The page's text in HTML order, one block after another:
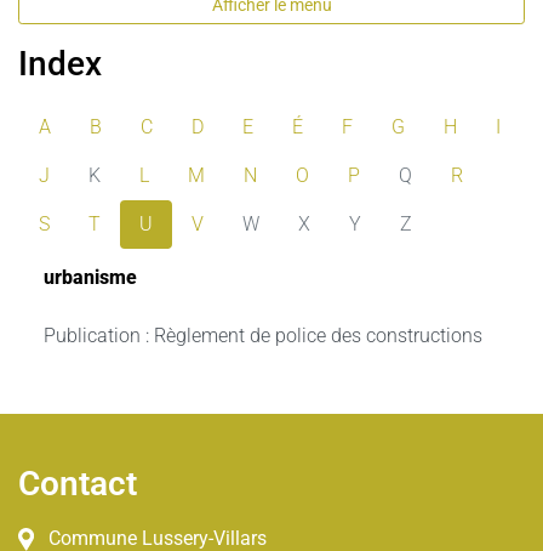
Afficher le menu
Index
A B C D E É F G H I
J K L M N O P Q R
S T U V W X Y Z
urbanisme
Publication : Règlement de police des constructions
Contact
Commune Lussery-Villars